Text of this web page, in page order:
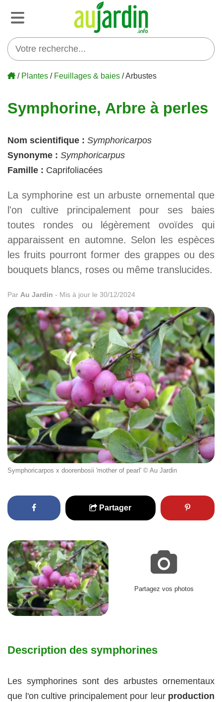
/ Plantes / Feuillages & baies / Arbustes
Symphorine, Arbre à perles
Nom scientifique : Symphoricarpos
Synonyme : Symphoricarpus
Famille : Caprifoliacées
La symphorine est un arbuste ornemental que
l'on cultive principalement pour ses baies
toutes rondes ou légèrement ovoïdes qui
apparaissent en automne. Selon les espèces
les fruits pourront former des grappes ou des
bouquets blancs, roses ou même translucides.
Par Au Jardin - Mis à jour le 30/12/2024
Symphoricarpos x doorenbosii 'mother of pearl' © Au Jardin
Partager
Partagez vos photos
Description des symphorines
Les symphorines sont des arbustes ornementaux
que l'on cultive principalement pour leur production